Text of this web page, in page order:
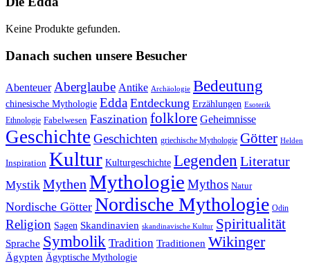
Keine Produkte gefunden.
Danach suchen unsere Besucher
Abenteuer Aberglaube Antike Archäologie Bedeutung
chinesische Mythologie Edda Entdeckung Erzählungen Esoterik
Ethnologie Fabelwesen Faszination folklore Geheimnisse
Geschichte Geschichten griechische Mythologie Götter Helden
Inspiration Kultur Kulturgeschichte Legenden Literatur
Mystik Mythen Mythologie Mythos Natur
Nordische Götter Nordische Mythologie Odin
Religion Sagen Skandinavien skandinavische Kultur Spiritualität
Sprache Symbolik Tradition Traditionen Wikinger
Ägypten Ägyptische Mythologie